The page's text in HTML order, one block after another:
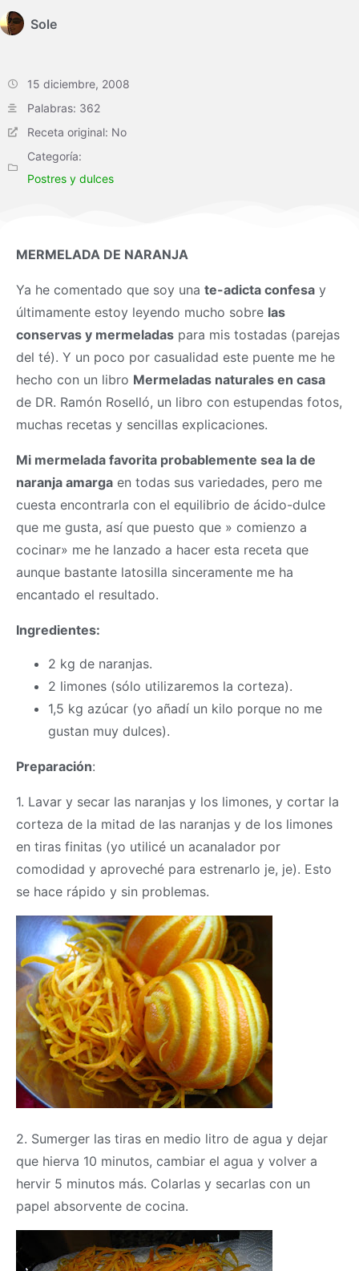
Sole
15 diciembre, 2008
Palabras: 362
Receta original: No
Categoría:
Postres y dulces
MERMELADA DE NARANJA
Ya he comentado que soy una te-adicta confesa y
últimamente estoy leyendo mucho sobre las
conservas y mermeladas para mis tostadas (parejas
del té). Y un poco por casualidad este puente me he
hecho con un libro Mermeladas naturales en casa
de DR. Ramón Roselló, un libro con estupendas fotos,
muchas recetas y sencillas explicaciones.
Mi mermelada favorita probablemente sea la de
naranja amarga en todas sus variedades, pero me
cuesta encontrarla con el equilibrio de ácido-dulce
que me gusta, así que puesto que » comienzo a
cocinar» me he lanzado a hacer esta receta que
aunque bastante latosilla sinceramente me ha
encantado el resultado.
Ingredientes:
2 kg de naranjas.
2 limones (sólo utilizaremos la corteza).
1,5 kg azúcar (yo añadí un kilo porque no me
gustan muy dulces).
Preparación:
1. Lavar y secar las naranjas y los limones, y cortar la
corteza de la mitad de las naranjas y de los limones
en tiras finitas (yo utilicé un acanalador por
comodidad y aproveché para estrenarlo je, je). Esto
se hace rápido y sin problemas.
2. Sumerger las tiras en medio litro de agua y dejar
que hierva 10 minutos, cambiar el agua y volver a
hervir 5 minutos más. Colarlas y secarlas con un
papel absorvente de cocina.